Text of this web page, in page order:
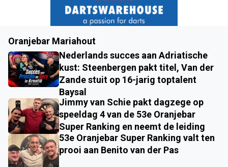
Oranjebar Mariahout
Nederlands succes aan Adriatische
kust: Steenbergen pakt titel, Van der
Zande stuit op 16-jarig toptalent
Baysal
Jimmy van Schie pakt dagzege op
speeldag 4 van de 53e Oranjebar
Super Ranking en neemt de leiding
53e Oranjebar Super Ranking valt ten
prooi aan Benito van der Pas